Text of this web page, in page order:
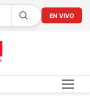
EN VIVO